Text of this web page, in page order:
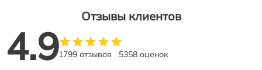
Отзывы клиентов
4.91799 отзывов 5358 оценок